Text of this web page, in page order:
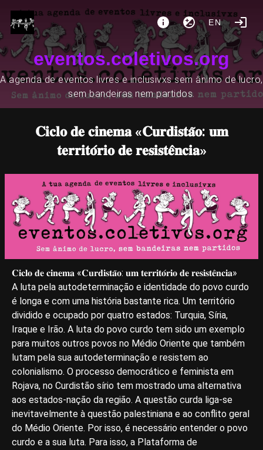
EN
eventos.coletivos.org
A agenda de eventos livres e inclusivxs sem ânimo de lucro,
sem bandeiras nem partidos.
𝐂𝐢𝐜𝐥𝐨 𝐝𝐞 𝐜𝐢𝐧𝐞𝐦𝐚 «𝐂𝐮𝐫𝐝𝐢𝐬𝐭𝐚̃𝐨: 𝐮𝐦
𝐭𝐞𝐫𝐫𝐢𝐭𝐨́𝐫𝐢𝐨 𝐝𝐞 𝐫𝐞𝐬𝐢𝐬𝐭𝐞̂𝐧𝐜𝐢𝐚»
𝐂𝐢𝐜𝐥𝐨 𝐝𝐞 𝐜𝐢𝐧𝐞𝐦𝐚 «𝐂𝐮𝐫𝐝𝐢𝐬𝐭𝐚̃𝐨: 𝐮𝐦 𝐭𝐞𝐫𝐫𝐢𝐭𝐨́𝐫𝐢𝐨 𝐝𝐞 𝐫𝐞𝐬𝐢𝐬𝐭𝐞̂𝐧𝐜𝐢𝐚»
A luta pela autodeterminação e identidade do povo curdo
é longa e com uma história bastante rica. Um território
dividido e ocupado por quatro estados: Turquia, Síria,
Iraque e Irão. A luta do povo curdo tem sido um exemplo
para muitos outros povos no Médio Oriente que também
lutam pela sua autodeterminação e resistem ao
colonialismo. O processo democrático e feminista em
Rojava, no Curdistão sírio tem mostrado uma alternativa
aos estados-nação da região. A questão curda liga-se
inevitavelmente à questão palestiniana e ao conflito geral
do Médio Oriente. Por isso, é necessário entender o povo
curdo e a sua luta. Para isso, a Plataforma de